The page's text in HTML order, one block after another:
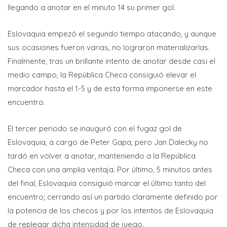
llegando a anotar en el minuto 14 su primer gol.
Eslovaquia empezó el segundo tiempo atacando, y aunque
sus ocasiones fueron varias, no lograron materializarlas.
Finalmente, tras un brillante intento de anotar desde casi el
medio campo, la República Checa consiguió elevar el
marcador hasta el 1-5 y de esta forma imponerse en este
encuentro.
El tercer periodo se inauguró con el fugaz gol de
Eslovaquia, a cargo de Peter Gapa, pero Jan Dalecky no
tardó en volver a anotar, manteniendo a la República
Checa con una amplia ventaja. Por último, 5 minutos antes
del final, Eslovaquia consiguió marcar el último tanto del
encuentro; cerrando así un partido claramente definido por
la potencia de los checos y por los intentos de Eslovaquia
de replegar dicha intensidad de juego.